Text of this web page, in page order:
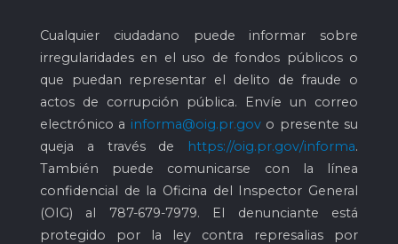
Cualquier ciudadano puede informar sobre
irregularidades en el uso de fondos públicos o
que puedan representar el delito de fraude o
actos de corrupción pública. Envíe un correo
electrónico a informa@oig.pr.govo presente su
queja a través de
https://oig.pr.gov/informa.
También puede comunicarse con la línea
confidencial de la Oficina del Inspector General
(OIG) al 787-679-7979. El denunciante está
protegido por la ley contra represalias por